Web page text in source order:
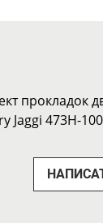
прокладок
Jaggi 473H-